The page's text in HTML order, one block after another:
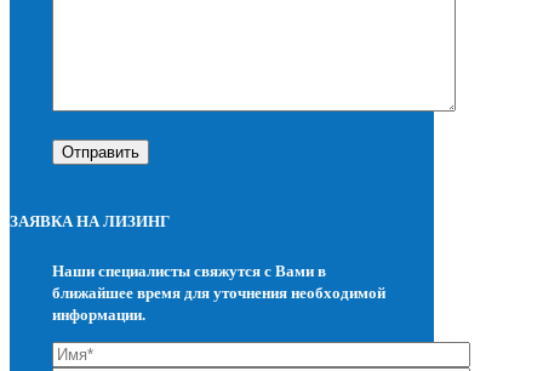
ЗАЯВКА НА ЛИЗИНГ
Наши специалисты свяжутся с Вами в
ближайшее время для уточнения необходимой
информации.